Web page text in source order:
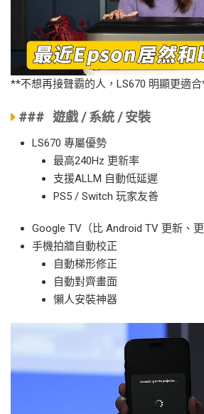
**不想再接聲霸的人，LS670 明顯更適
### 遊戲 / 系統 / 安裝
LS670 專屬優勢
最高240Hz 更新率
支援ALLM 自動低延遲
PS5 / Switch 玩家友善
Google TV（比 Android TV 更新、更
手機拍牆自動校正
自動梯形修正
自動對齊畫面
懶人安裝神器